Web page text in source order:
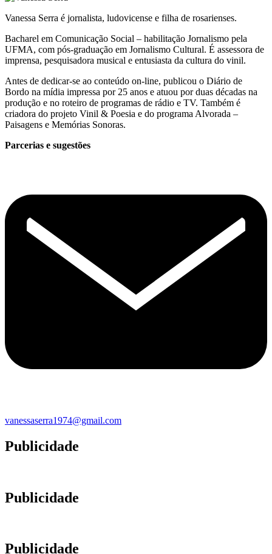
Vanessa Serra é jornalista, ludovicense e filha de rosarienses.
Bacharel em Comunicação Social – habilitação Jornalismo pela
UFMA, com pós-graduação em Jornalismo Cultural. É assessora de
imprensa, pesquisadora musical e entusiasta da cultura do vinil.
Antes de dedicar-se ao conteúdo on-line, publicou o Diário de
Bordo na mídia impressa por 25 anos e atuou por duas décadas na
produção e no roteiro de programas de rádio e TV. Também é
criadora do projeto Vinil & Poesia e do programa Alvorada –
Paisagens e Memórias Sonoras.
Parcerias e sugestões
vanessaserra1974@gmail.com
Publicidade
Publicidade
Publicidade